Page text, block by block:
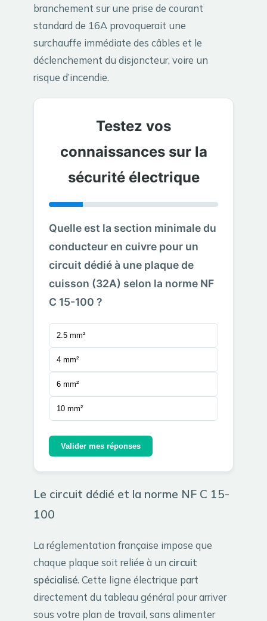
branchement sur une prise de courant
standard de 16A provoquerait une
surchauffe immédiate des câbles et le
déclenchement du disjoncteur, voire un
risque d’incendie.
Testez vos
connaissances sur la
sécurité électrique
Quelle est la section minimale du
conducteur en cuivre pour un
circuit dédié à une plaque de
cuisson (32A) selon la norme NF
C 15-100 ?
2.5 mm²
4 mm²
6 mm²
10 mm²
Valider mes réponses
Le circuit dédié et la norme NF C 15-
100
La réglementation française impose que
chaque plaque soit reliée à un circuit
spécialisé. Cette ligne électrique part
directement du tableau général pour arriver
sous votre plan de travail, sans alimenter